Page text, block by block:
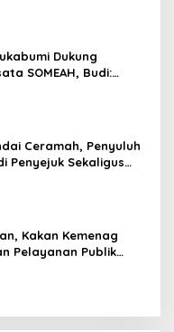
Dukung
SOMEAH, Budi:
Ceramah, Penyuluh
Penyejuk Sekaligus
Kakan Kemenag
Pelayanan Publik